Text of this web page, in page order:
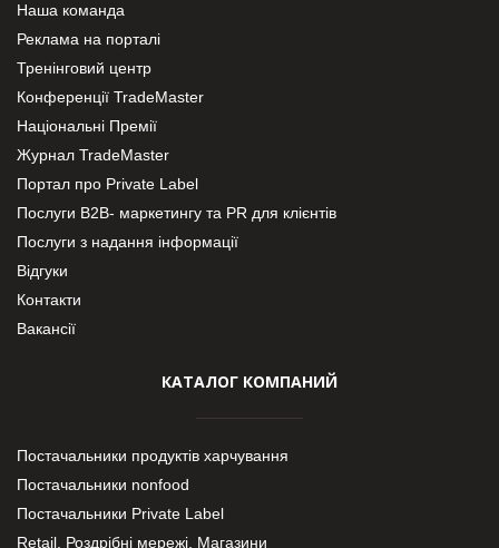
Наша команда
Реклама на порталі
Тренінговий центр
Конференції TradeMaster
Національні Премії
Журнал TradeMaster
Портал про Private Label
Послуги В2В- маркетингу та PR для клієнтів
Послуги з надання інформації
Відгуки
Контакти
Вакансії
КАТАЛОГ КОМПАНИЙ
Постачальники продуктів харчування
Постачальники nonfood
Постачальники Private Label
Retail. Роздрібні мережі, Магазини